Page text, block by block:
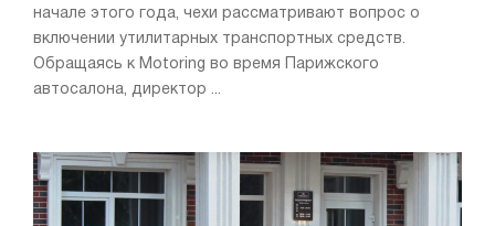
начале этого года, чехи рассматривают вопрос о
включении утилитарных транспортных средств.
Обращаясь к Motoring во время Парижского
автосалона, директор ...